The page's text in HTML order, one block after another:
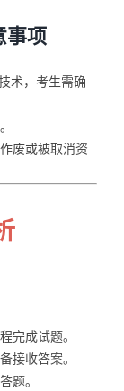
事项
术，考生需确
废或被取消资
完成试题。
接收答案。
题。